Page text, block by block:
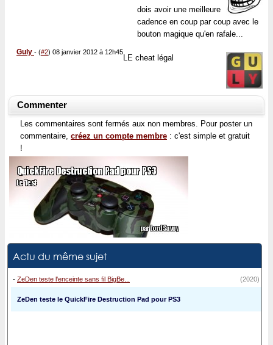
dois avoir une meilleure
cadence en coup par coup avec le
bouton magique qu'en rafale...
Guly - (#2) 08 janvier 2012 à 12h45
LE cheat légal
Commenter
Les commentaires sont fermés aux non membres. Pour poster un
commentaire, créez un compte membre : c'est simple et gratuit
!
Actu du même sujet
- ZeDen teste l'enceinte sans fil BigBe... (2020)
ZeDen teste le QuickFire Destruction Pad pour PS3